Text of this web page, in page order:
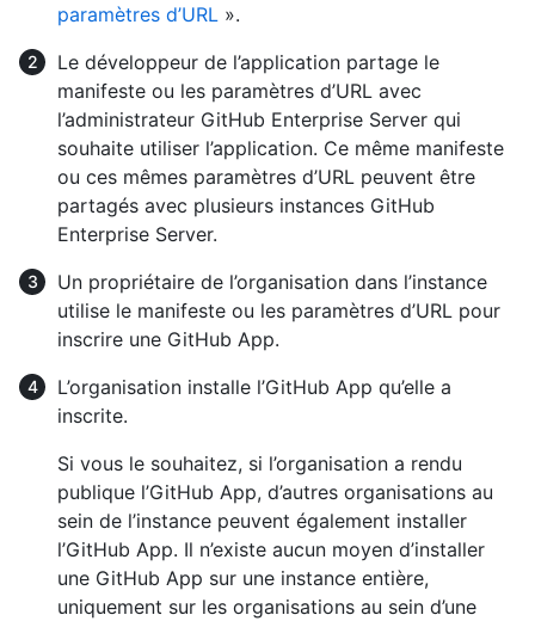
paramètres d’URL ».
Le développeur de l’application partage le
manifeste ou les paramètres d’URL avec
l’administrateur GitHub Enterprise Server qui
souhaite utiliser l’application. Ce même manifeste
ou ces mêmes paramètres d’URL peuvent être
partagés avec plusieurs instances GitHub
Enterprise Server.
Un propriétaire de l’organisation dans l’instance
utilise le manifeste ou les paramètres d’URL pour
inscrire une GitHub App.
L’organisation installe l’GitHub App qu’elle a
inscrite.
Si vous le souhaitez, si l’organisation a rendu
publique l’GitHub App, d’autres organisations au
sein de l’instance peuvent également installer
l’GitHub App. Il n’existe aucun moyen d’installer
une GitHub App sur une instance entière,
uniquement sur les organisations au sein d’une